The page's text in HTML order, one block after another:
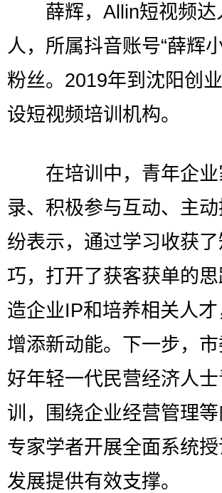
薛辉，Allin短视频达
人，所属抖音账号“薛辉
粉丝。2019年到沈阳创
设短视频培训机构。
在培训中，青年企业
录、积极参与互动、主
纷表示，通过学习收获
巧，打开了获客获单的
造企业IP和培养相关人
增添新动能。下一步，
好年轻一代民营经济人
训，围绕企业经营管理
专家学者开展全面系统
发展提供有效支撑。